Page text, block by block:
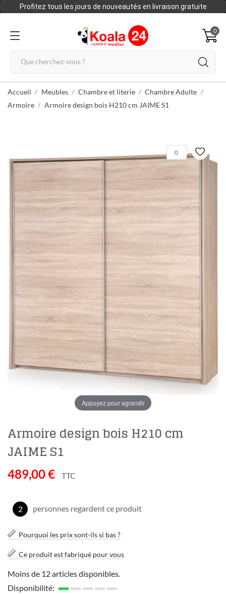
Profitez tous les jours de nouveautés en livraison gratuite
0
Accueil Meubles Chambre et literie
Chambre Adulte
Armoire
Armoire design bois H210 cm JAIME S1
Appuyez pour agrandir
0
Armoire design bois H210 cm
JAIME S1
489,00 € TTC
2 personnes regardent ce produit
Pourquoi les prix sont-ils si bas ?
Ce produit est fabriqué pour vous
Moins de 12 articles disponibles.
Disponibilité: